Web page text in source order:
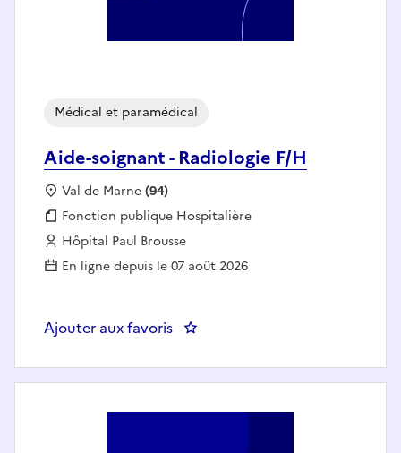
Aide-soignant - Radiologie F/H
Médical et paramédical
Localisation :
Val de Marne(94)
Fonction publique :
Fonction publique Hospitalière
Employeur :
Hôpital Paul Brousse
En ligne depuis le 07 août 2026
Ajouter aux favoris